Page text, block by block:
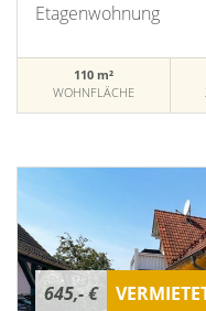
Etagenwohnung
110 m²
WOHNFLÄCHE
645,- €